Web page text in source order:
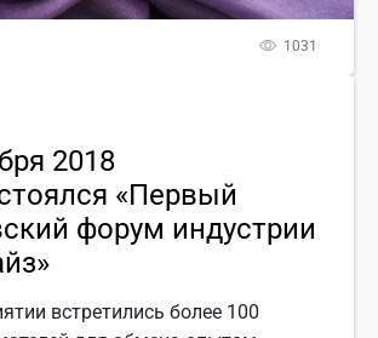
1031
2018
«Первый
форум индустрии
встретились более 100